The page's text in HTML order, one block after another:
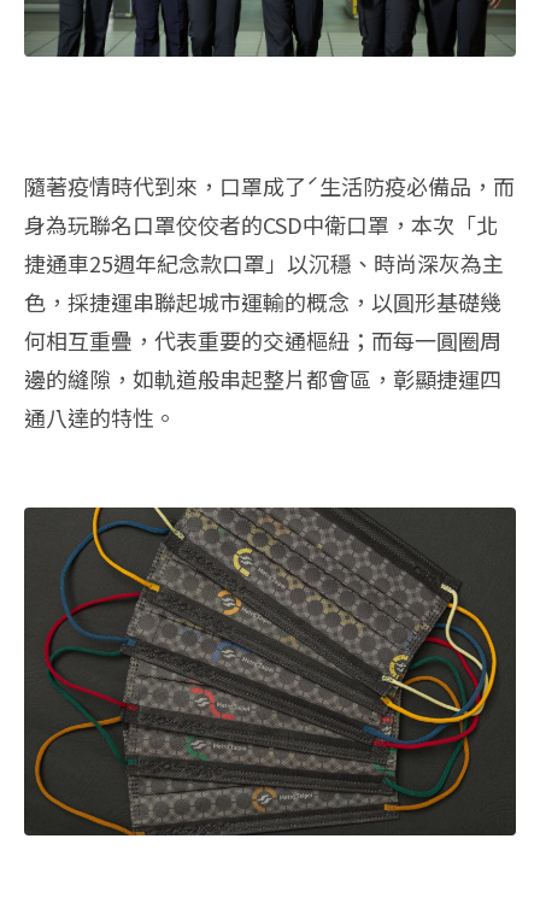
隨著疫情時代到來，口罩成了ˊ生活防疫必備品，而
身為玩聯名口罩佼佼者的CSD中衛口罩，本次「北
捷通車25週年紀念款口罩」以沉穩、時尚深灰為主
色，採捷運串聯起城市運輸的概念，以圓形基礎幾
何相互重疊，代表重要的交通樞紐；而每一圓圈周
邊的縫隙，如軌道般串起整片都會區，彰顯捷運四
通八達的特性。